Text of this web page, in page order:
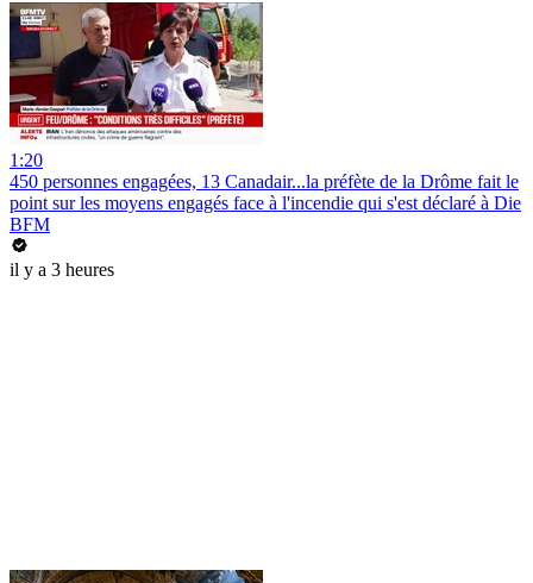
1:20
450 personnes engagées, 13 Canadair...la préfète de la Drôme fait le
point sur les moyens engagés face à l'incendie qui s'est déclaré à Die
BFM
il y a 3 heures